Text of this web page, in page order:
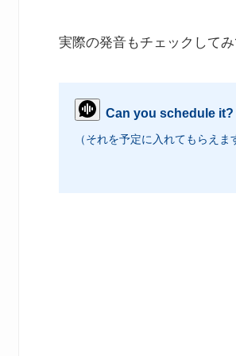
実際の発音もチェックして
Can you schedule it?
（それを予定に入れてもらえま